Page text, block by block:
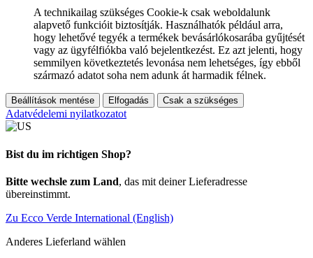
A technikailag szükséges Cookie-k csak weboldalunk
alapvető funkcióit biztosítják. Használhatók például arra,
hogy lehetővé tegyék a termékek bevásárlókosarába gyűjtését
vagy az ügyfélfiókba való bejelentkezést. Ez azt jelenti, hogy
semmilyen következtetés levonása nem lehetséges, így ebből
származó adatot soha nem adunk át harmadik félnek.
Beállítások mentése Elfogadás Csak a szükséges
Adatvédelemi nyilatkozatot
Bist du im richtigen Shop?
Bitte wechsle zum Land, das mit deiner Lieferadresse
übereinstimmt.
Zu Ecco Verde International (English)
Anderes Lieferland wählen